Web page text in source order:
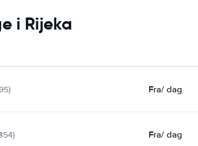
i Rijeka
Fra/ dag
Fra/ dag